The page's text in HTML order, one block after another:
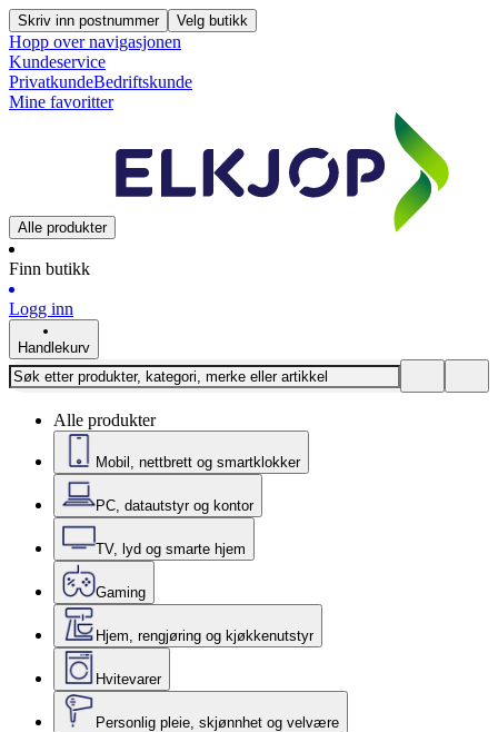
Skriv inn postnummer Velg butikk
Hopp over navigasjonen
Kundeservice
PrivatkundeBedriftskunde
Mine favoritter
Alle produkter
Finn butikk
Logg inn
Handlekurv
Alle produkter
Mobil, nettbrett og smartklokker
PC, datautstyr og kontor
TV, lyd og smarte hjem
Gaming
Hjem, rengjøring og kjøkkenutstyr
Hvitevarer
Personlig pleie, skjønnhet og velvære